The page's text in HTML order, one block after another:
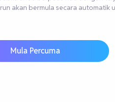
akan bermula secara automatik
Mula Percuma